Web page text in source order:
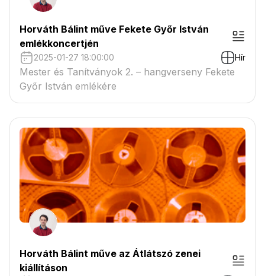
Horváth Bálint műve Fekete Győr István
emlékkoncertjén
2025-01-27 18:00:00 Hír
Mester és Tanítványok 2. – hangverseny Fekete
Győr István emlékére
Horváth Bálint műve az Átlátszó zenei
kiállításon